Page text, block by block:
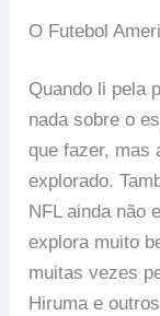
O Futebol
Quando li pela
nada sobre o
que fazer, mas
explorado.
NFL ainda não
explora muito
muitas vezes
Hiruma e